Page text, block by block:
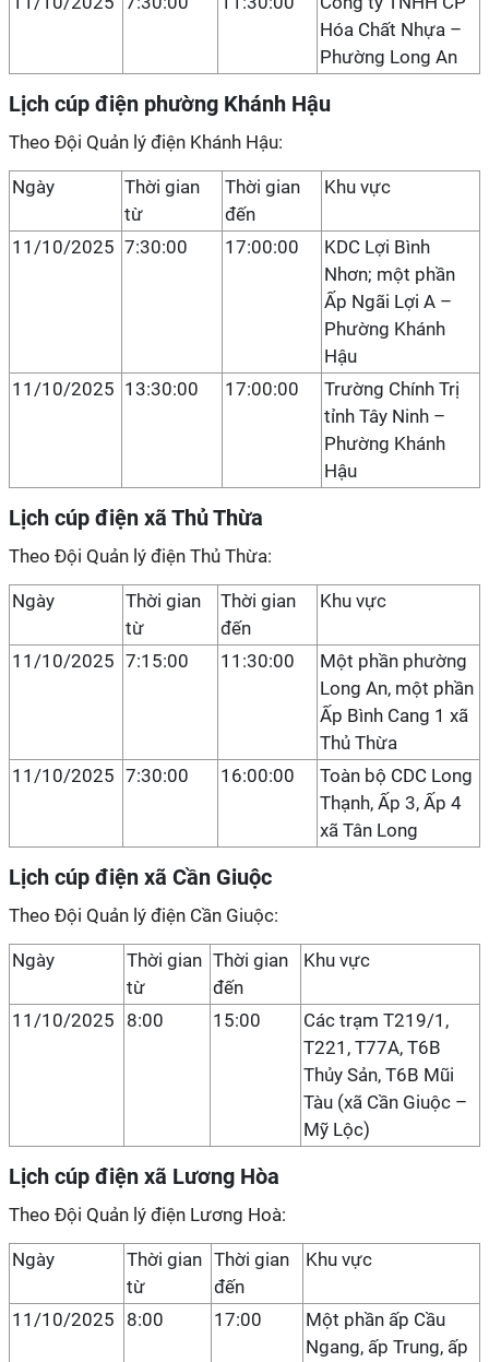
Hóa Chất Nhựa –
Phường Long An
Lịch cúp điện phường Khánh Hậu
Theo Đội Quản lý điện Khánh Hậu:
Ngày
Thời gian
từ
Thời gian
đến
Khu vực
11/10/2025 7:30:00 17:00:00
KDC Lợi Bình
Nhơn; một phần
Ấp Ngãi Lợi A –
Phường Khánh
Hậu
11/10/2025 13:30:00 17:00:00
Trường Chính Trị
tỉnh Tây Ninh –
Phường Khánh
Hậu
Lịch cúp điện xã Thủ Thừa
Theo Đội Quản lý điện Thủ Thừa:
Ngày
Thời gian
từ
Thời gian
đến
Khu vực
11/10/2025 7:15:00 11:30:00
Một phần phường
Long An, một phần
Ấp Bình Cang 1 xã
Thủ Thừa
11/10/2025 7:30:00 16:00:00
Toàn bộ CDC Long
Thạnh, Ấp 3, Ấp 4
xã Tân Long
Lịch cúp điện xã Cần Giuộc
Theo Đội Quản lý điện Cần Giuộc:
Ngày
Thời gian
từ
Thời gian
đến
Khu vực
11/10/2025 8:00 15:00
Các trạm T219/1,
T221, T77A, T6B
Thủy Sản, T6B Mũi
Tàu (xã Cần Giuộc –
Mỹ Lộc)
Lịch cúp điện xã Lương Hòa
Theo Đội Quản lý điện Lương Hoà:
Ngày
Thời gian
từ
Thời gian
đến
Khu vực
11/10/2025 8:00 17:00
Một phần ấp Cầu
Ngang, ấp Trung, ấp